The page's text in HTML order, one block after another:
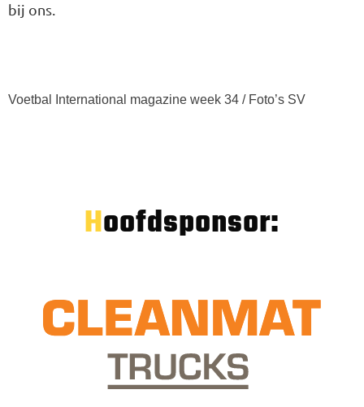
bij ons.
Voetbal International magazine week 34 / Foto’s SV
Hoofdsponsor: